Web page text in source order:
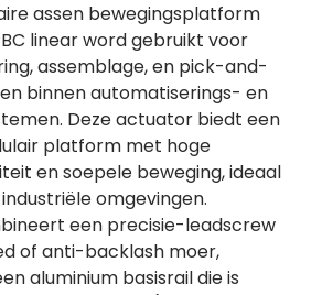
assen bewegingsplatform
linear word gebruikt voor
assemblage, en pick-and-
binnen automatiserings- en
Deze actuator biedt een
platform met hoge
en soepele beweging, ideaal
omgevingen.
een precisie-leadscrew
of anti-backlash moer,
aluminium basisrail die is